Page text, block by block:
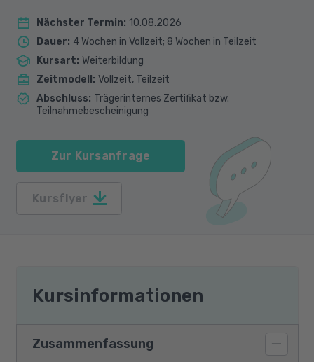
Nächster Termin: 10.08.2026
Dauer: 4 Wochen in Vollzeit; 8 Wochen in Teilzeit
Kursart: Weiterbildung
Zeitmodell : Vollzeit, Teilzeit
Abschluss: Trägerinternes Zertifikat bzw.
Teilnahmebescheinigung
Zur Kursanfrage
Kursflyer
Kursinformationen
Zusammenfassung